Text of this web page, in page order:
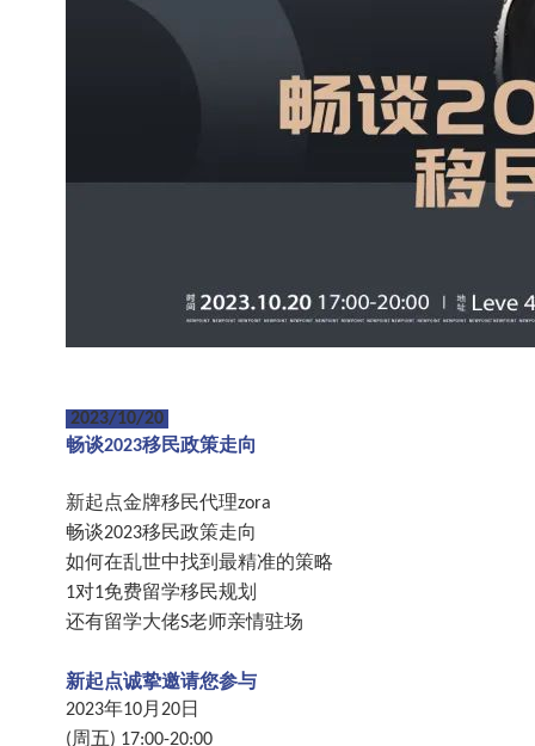
2023/10/20
畅谈2023移民政策走向
新起点金牌移民代理zora
畅谈2023移民政策走向
如何在乱世中找到最精准的策略
1对1免费留学移民规划
还有留学大佬S老师亲情驻场
新起点诚挚邀请您参与
2023年10月 20日
(周五) 17:00-20:00